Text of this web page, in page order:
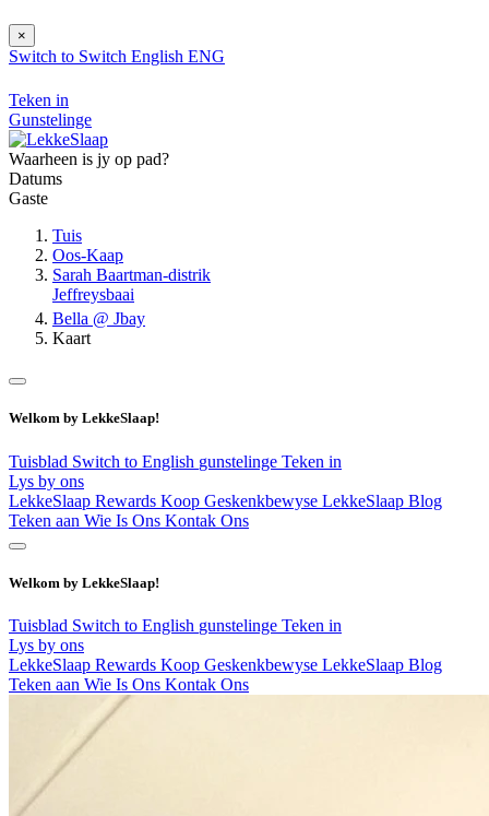
×
Switch to Switch English ENG
Teken in
Gunstelinge
Waarheen is jy op pad?
Datums
Gaste
Tuis
Oos-Kaap
Sarah Baartman-distrik
Jeffreysbaai
Bella @ Jbay
Kaart
Welkom by LekkeSlaap!
Tuisblad Switch to English gunstelinge Teken in
Lys by ons
LekkeSlaap Rewards Koop Geskenkbewyse LekkeSlaap Blog
Teken aan Wie Is Ons Kontak Ons
Welkom by LekkeSlaap!
Tuisblad Switch to English gunstelinge Teken in
Lys by ons
LekkeSlaap Rewards Koop Geskenkbewyse LekkeSlaap Blog
Teken aan Wie Is Ons Kontak Ons